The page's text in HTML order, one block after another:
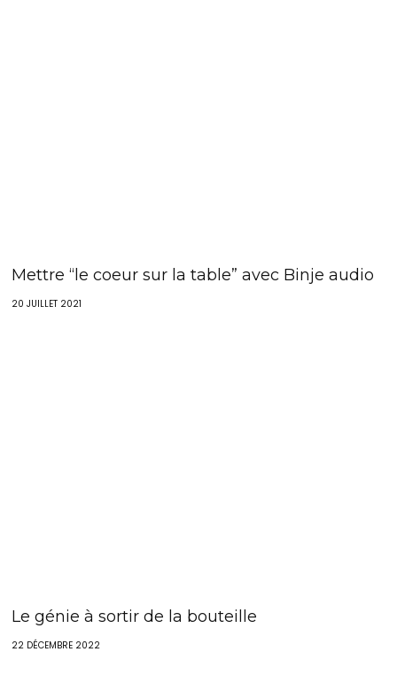
Mettre “le coeur sur la table” avec Binje audio
20 JUILLET 2021
Le génie à sortir de la bouteille
22 DÉCEMBRE 2022